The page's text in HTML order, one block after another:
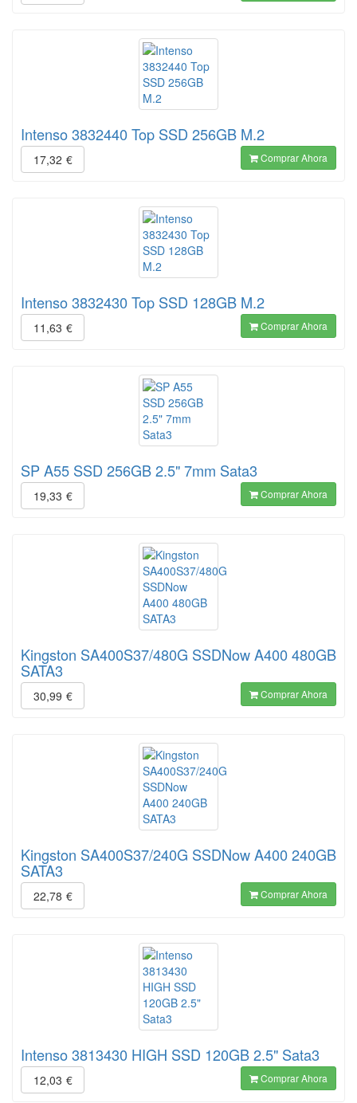
Intenso 3832440 Top SSD 256GB M.2
17,32 € Comprar Ahora
Intenso 3832430 Top SSD 128GB M.2
11,63 € Comprar Ahora
SP A55 SSD 256GB 2.5" 7mm Sata3
19,33 € Comprar Ahora
Kingston SA400S37/480G SSDNow A400 480GB
SATA3
30,99 € Comprar Ahora
Kingston SA400S37/240G SSDNow A400 240GB
SATA3
22,78 € Comprar Ahora
Intenso 3813430 HIGH SSD 120GB 2.5" Sata3
12,03 € Comprar Ahora